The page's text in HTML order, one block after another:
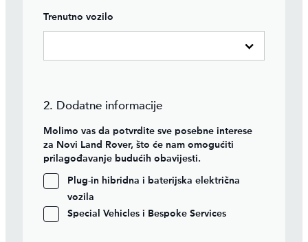
Trenutno vozilo
2. Dodatne informacije
Molimo vas da potvrdite sve posebne interese
za Novi Land Rover, što će nam omogućiti
prilagođavanje budućih obavijesti.
Plug-in hibridna i baterijska električna
vozila
Special Vehicles i Bespoke Services